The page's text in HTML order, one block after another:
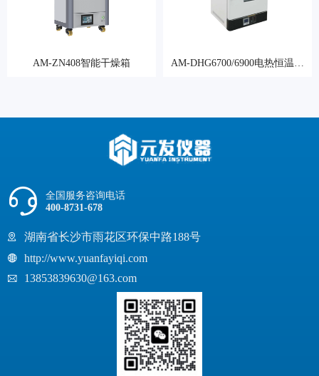
AM-ZN408智能干燥箱
AM-DHG6700/6900电热恒温鼓
全国服务咨询电话
400-8731-678
湖南省长沙市雨花区环保中路188号
http://www.yuanfayiqi.com
13853839630@163.com